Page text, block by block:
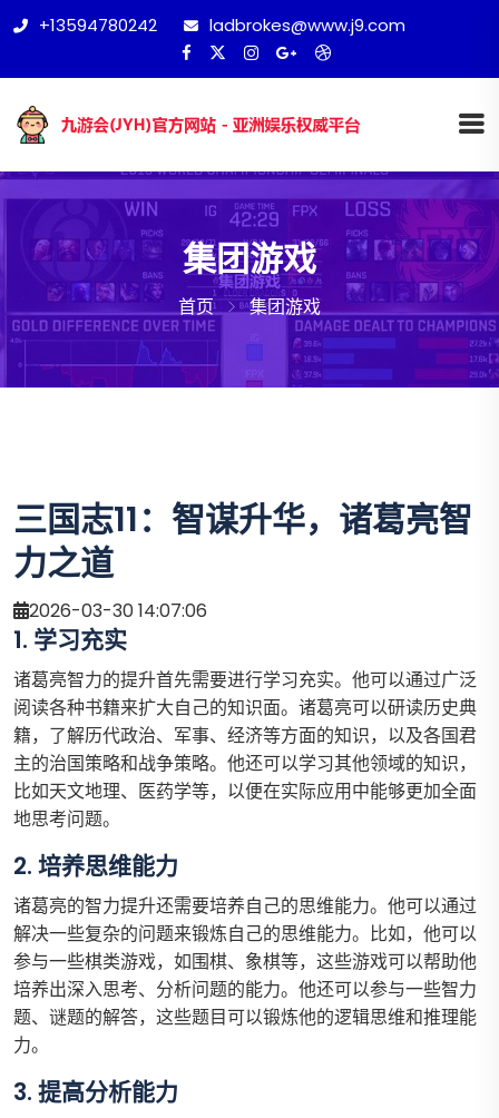
+13594780242 ladbrokes@www.j9.com
集团游戏
首页 集团游戏
三国志11：智谋升华，诸葛亮智
力之道
2026-03-30 14:07:06
1. 学习充实
诸葛亮智力的提升首先需要进行学习充实。他可以通过广泛
阅读各种书籍来扩大自己的知识面。诸葛亮可以研读历史典
籍，了解历代政治、军事、经济等方面的知识，以及各国君
主的治国策略和战争策略。他还可以学习其他领域的知识，
比如天文地理、医药学等，以便在实际应用中能够更加全面
地思考问题。
2. 培养思维能力
诸葛亮的智力提升还需要培养自己的思维能力。他可以通过
解决一些复杂的问题来锻炼自己的思维能力。比如，他可以
参与一些棋类游戏，如围棋、象棋等，这些游戏可以帮助他
培养出深入思考、分析问题的能力。他还可以参与一些智力
题、谜题的解答，这些题目可以锻炼他的逻辑思维和推理能
力。
3. 提高分析能力